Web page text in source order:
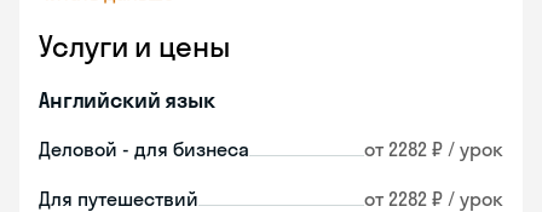
Услуги и цены
Английский язык
Деловой - для бизнеса от 2282 ₽ / урок
Для путешествий от 2282 ₽ / урок